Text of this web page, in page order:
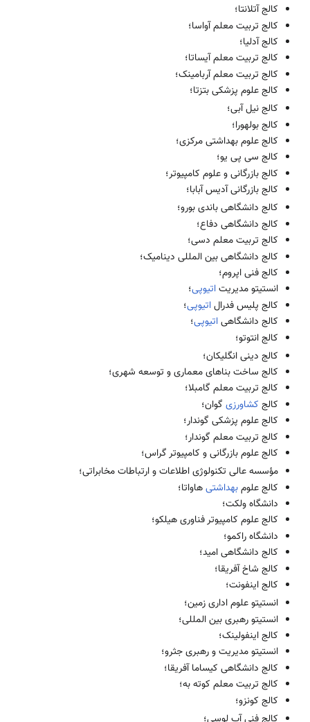
کالج آتلانتا؛
کالج تربیت معلم آواسا؛
کالج آدلیا؛
کالج تربیت معلم آیساتا؛
کالج تربیت معلم آربامینک؛
کالج علوم پزشکی بتزتا؛
کالج نیل آبی؛
کالج بولهورا؛
کالج علوم بهداشتی مرکزی؛
کالج سی پی یو؛
کالج بازرگانی و علوم کامپیوتر؛
کالج بازرگانی آدیس آبابا؛
کالج دانشگاهی باندی بورو؛
کالج دانشگاهی دفاع؛
کالج تربیت معلم دسی؛
کالج دانشگاهی بین المللی دینامیک؛
کالج فنی اپروم؛
انستیتو مدیریتاتیوپی؛
کالج پلیس فدرالاتیوپی؛
کالج دانشگاهیاتیوپی؛
کالج انتوتو؛
کالج دینی انگلیکان؛
کالج ساخت بناهای معماری و توسعه شهری؛
کالج تربیت معلم گامبلا؛
کالج کشاورزی گوان؛
کالج علوم پزشکی گوندار؛
کالج تربیت معلم گوندار؛
کالج علوم بازرگانی و کامپیوتر گراس؛
مؤسسه عالی تکنولوژی اطلاعات و ارتباطات مخابراتی؛
کالج علومبهداشتی‌ هاواتا؛
دانشگاه ولکت؛
کالج علوم کامپیوتر فناوری هیلکو؛
دانشگاه راکمو؛
کالج دانشگاهی امید؛
کالج شاخ آفریقا؛
کالج اینفونت؛
انستیتو علوم اداری زمین؛
انستیتو رهبری بین المللی؛
کالج اینفولینک؛
انستیتو مدیریت و رهبری جثرو؛
کالج دانشگاهی کیساما آفریقا؛
کالج تربیت معلم کوته به؛
کالج کونزو؛